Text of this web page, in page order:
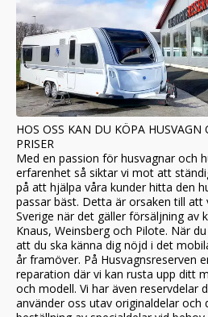
HOS OSS KAN DU KÖPA
PRISER
Med en passion för husvagnar och
erfarenhet så siktar vi mot att
på att hjälpa våra kunder hitta den
passar bäst. Detta är orsaken till att
Sverige när det gäller försäljning av
Knaus, Weinsberg och Pilote. När
att du ska känna dig nöjd i det
år framöver. På Husvagnsreserven
reparation där vi kan rusta upp ditt
och modell. Vi har även reservdelar
använder oss utav originaldelar